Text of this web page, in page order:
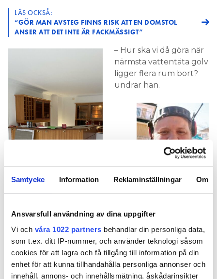
Samtycke Information Reklaminställningar Om
Ansvarsfull användning av dina uppgifter
Vi och våra 1022 partners behandlar din personliga data,
som t.ex. ditt IP-nummer, och använder teknologi såsom
cookies för att lagra och få tillgång till information på din
enhet för att kunna tillhandahålla personliga annonser och
innehåll, annons- och innehållsmätning, åskådarinsikter
LÄS OCKSÅ:
“GÖR MAN AVSTEG FINNS RISK ATT EN DOMSTOL
ANSER ATT DET INTE ÄR FACKMÄSSIGT”
Läckut ut på kaklat golv ej
– Hur ska vi då göra när
närmsta vattentäta golv
ligger flera rum bort?
undrar han.
Ronny Almroth. Foto:
Privat
andra hantverkarna på plats fick idén att dra en
läckut till kylskåpets droppskydd – men det är
underkänt. Kondens och droppläckage är en sak,
menar Säker Vatten, börjar det spruta blir det en
helt annan.